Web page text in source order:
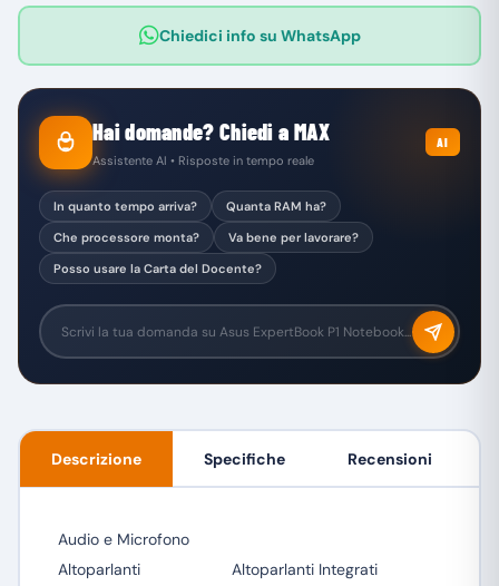
Chiedici info su WhatsApp
Hai domande? Chiedi a MAX
Assistente AI • Risposte in tempo reale
AI
In quanto tempo arriva?
Quanta RAM ha?
Che processore monta?
Va bene per lavorare?
Posso usare la Carta del Docente?
Descrizione Specifiche Recensioni
Audio e Microfono
Altoparlanti
Altoparlanti Integrati